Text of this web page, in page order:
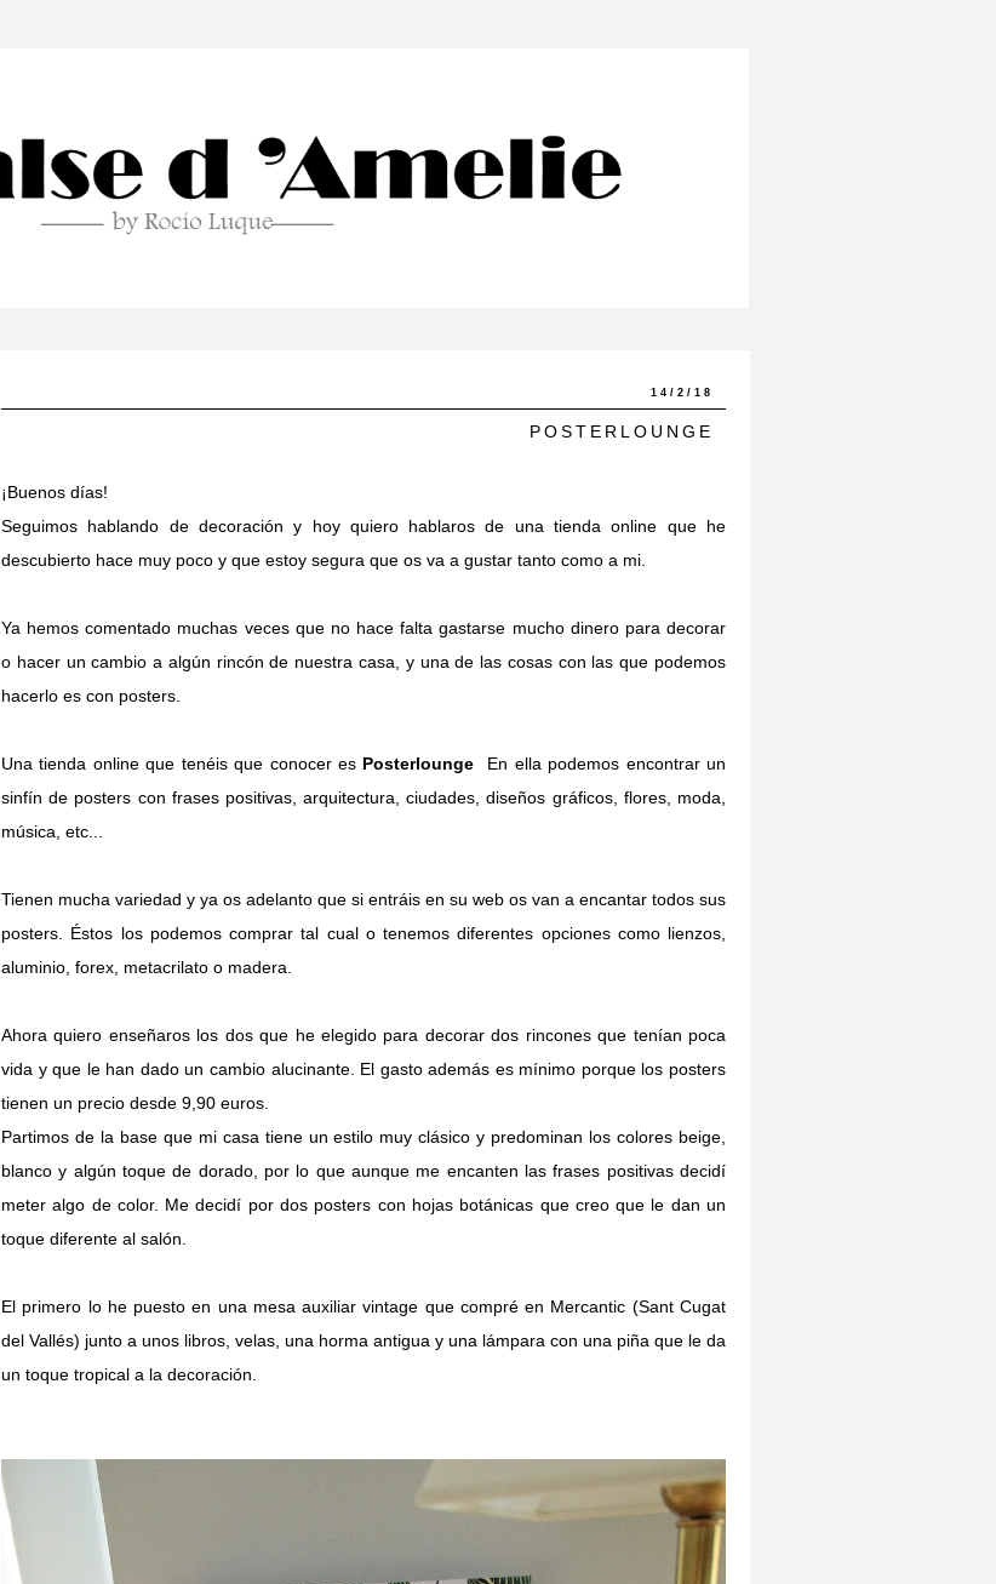
14/2/18
POSTERLOUNGE
¡Buenos días!
Seguimos hablando de decoración y hoy quiero hablaros de una tienda online que he
descubierto hace muy poco y que estoy segura que os va a gustar tanto como a mi.
Ya hemos comentado muchas veces que no hace falta gastarse mucho dinero para decorar
o hacer un cambio a algún rincón de nuestra casa, y una de las cosas con las que podemos
hacerlo es con posters.
Una tienda online que tenéis que conocer es Posterlounge En ella podemos encontrar un
sinfín de posters con frases positivas, arquitectura, ciudades, diseños gráficos, flores, moda,
música, etc...
Tienen mucha variedad y ya os adelanto que si entráis en su web os van a encantar todos sus
posters. Éstos los podemos comprar tal cual o tenemos diferentes opciones como lienzos,
aluminio, forex, metacrilato o madera.
Ahora quiero enseñaros los dos que he elegido para decorar dos rincones que tenían poca
vida y que le han dado un cambio alucinante. El gasto además es mínimo porque los posters
tienen un precio desde 9,90 euros.
Partimos de la base que mi casa tiene un estilo muy clásico y predominan los colores beige,
blanco y algún toque de dorado, por lo que aunque me encanten las frases positivas decidí
meter algo de color. Me decidí por dos posters con hojas botánicas que creo que le dan un
toque diferente al salón.
El primero lo he puesto en una mesa auxiliar vintage que compré en Mercantic (Sant Cugat
del Vallés) junto a unos libros, velas, una horma antigua y una lámpara con una piña que le da
un toque tropical a la decoración.